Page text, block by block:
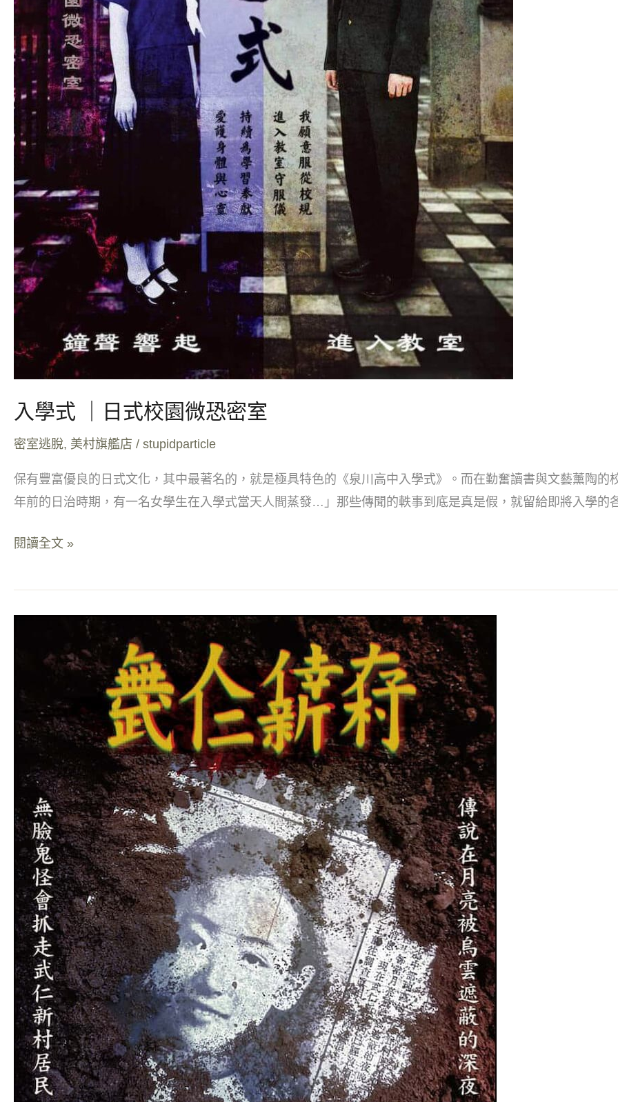
入學式 ｜日式校園微恐密室
密室逃脫, 美村旗艦店 / stupidparticle
保有豐富優良的日式文化，其中最著名的，就是極具特色的《泉川高中入學式》。而在勤奮讀書與文藝薰陶
年前的日治時期，有一名女學生在入學式當天人間蒸發…」那些傳聞的軼事到底是真是假，就留給即將入學的
閱讀全文 »
村
你
倖
存
嗎？
重
金
打
造
台
中
超
大
型
眷